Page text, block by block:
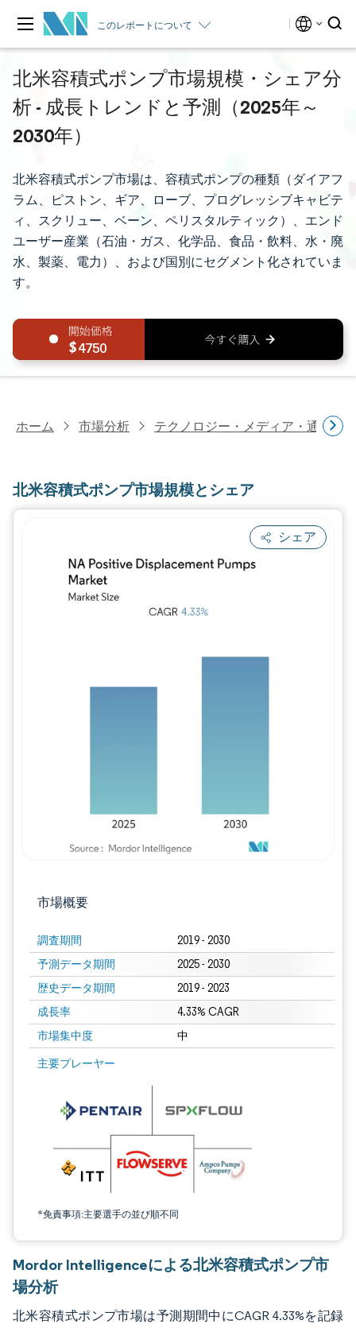
このレポートについて
北米容積式ポンプ市場規模・シェア分
析 - 成長トレンドと予測（2025年～
2030年）
北米容積式ポンプ市場は、容積式ポンプの種類（ダイアフ
ラム、ピストン、ギア、ローブ、プログレッシブキャビテ
ィ、スクリュー、ベーン、ペリスタルティック）、エンド
ユーザー産業（石油・ガス、化学品、食品・飲料、水・廃
水、製薬、電力）、および国別にセグメント化されていま
す。
4750
ホーム 市場分析 テクノロジー・メディア・通信研
北米容積式ポンプ市場規模とシェア
シェア
市場概要
調査期間 2019 - 2030
予測データ期間 2025 - 2030
歴史データ期間 2019 - 2023
成長率 4.33% CAGR
市場集中度 中
主要プレーヤー
*免責事項:主要選手の並び順不同
画像 © Mordor Intelligence。再利用にはCC BY 4.0の表示が必要です。
Mordor Intelligenceによる北米容積式ポンプ市
場分析
北米容積式ポンプ市場は予測期間中にCAGR 4.33%を記録